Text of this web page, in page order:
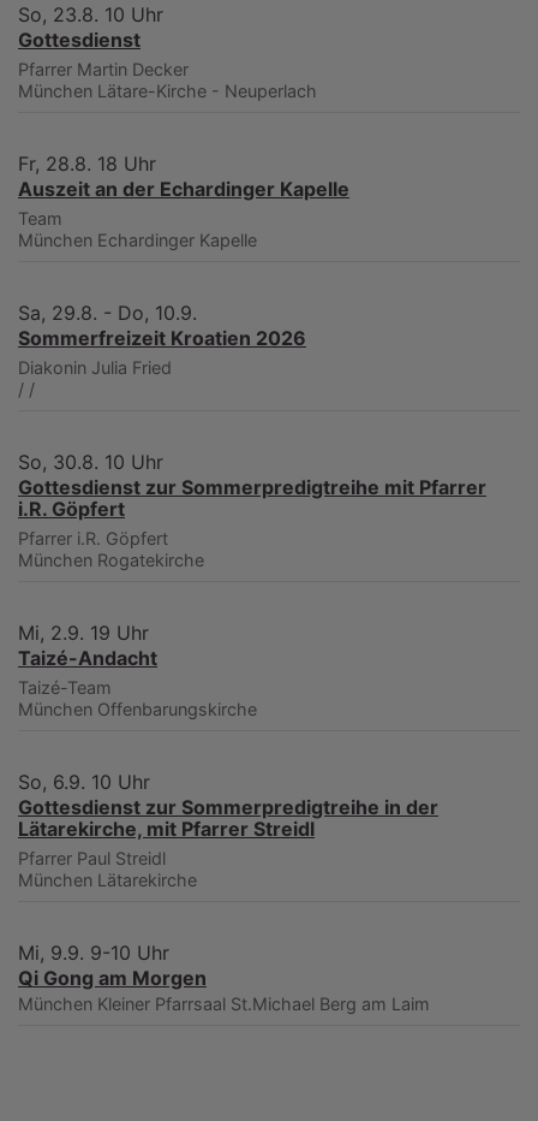
So, 23.8. 10 Uhr
Gottesdienst
Pfarrer Martin Decker
München Lätare-Kirche - Neuperlach
Fr, 28.8. 18 Uhr
Auszeit an der Echardinger Kapelle
Team
München Echardinger Kapelle
Sa, 29.8. - Do, 10.9.
Sommerfreizeit Kroatien 2026
Diakonin Julia Fried
/ /
So, 30.8. 10 Uhr
Gottesdienst zur Sommerpredigtreihe mit Pfarrer
i.R. Göpfert
Pfarrer i.R. Göpfert
München Rogatekirche
Mi, 2.9. 19 Uhr
Taizé-Andacht
Taizé-Team
München Offenbarungskirche
So, 6.9. 10 Uhr
Gottesdienst zur Sommerpredigtreihe in der
Lätarekirche, mit Pfarrer Streidl
Pfarrer Paul Streidl
München Lätarekirche
Mi, 9.9. 9-10 Uhr
Qi Gong am Morgen
München Kleiner Pfarrsaal St.Michael Berg am Laim